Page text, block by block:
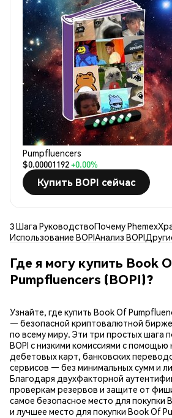
Pumpfluencers
$0.00001192+0.00%
Купить BOPI сейчас
3 Шага РуководствоПочему Phemex
Использование BOPIАнализ BOPI
Где я могу купить Book
Pumpfluencers (BOPI)?
Узнайте, где купить Book Of
— безопасной криптовалютной
по всему миру. Эти три простых шага
BOPI с низкими комиссиями с
дебетовых карт, банковских
сервисов — без минимальных сумм и
Благодаря двухфакторной
проверкам резервов и защите от
самое безопасное место для покупки
и лучшее место для покупки Book Of